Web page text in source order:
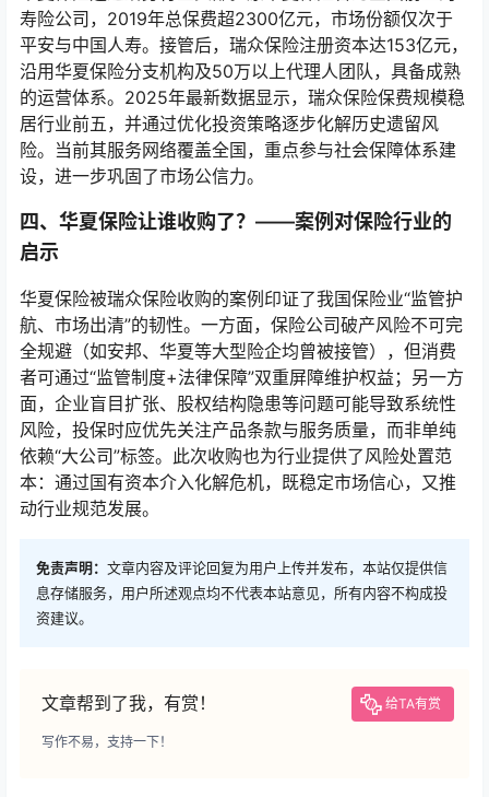
寿险公司，2019年总保费超2300亿元，市场份额仅次于
平安与中国人寿。接管后，瑞众保险注册资本达153亿元，
沿用华夏保险分支机构及50万以上代理人团队，具备成熟
的运营体系。2025年最新数据显示，瑞众保险保费规模稳
居行业前五，并通过优化投资策略逐步化解历史遗留风
险。当前其服务网络覆盖全国，重点参与社会保障体系建
设，进一步巩固了市场公信力。
四、华夏保险让谁收购了？——案例对保险行业的
启示
华夏保险被瑞众保险收购的案例印证了我国保险业“监管护
航、市场出清”的韧性。一方面，保险公司破产风险不可完
全规避（如安邦、华夏等大型险企均曾被接管），但消费
者可通过“监管制度+法律保障”双重屏障维护权益；另一方
面，企业盲目扩张、股权结构隐患等问题可能导致系统性
风险，投保时应优先关注产品条款与服务质量，而非单纯
依赖“大公司”标签。此次收购也为行业提供了风险处置范
本：通过国有资本介入化解危机，既稳定市场信心，又推
动行业规范发展。
免责声明： 文章内容及评论回复为用户上传并发布，本站仅提供信
息存储服务，用户所述观点均不代表本站意见，所有内容不构成投
资建议。
文章帮到了我，有赏！ 给TA有赏
写作不易，支持一下！